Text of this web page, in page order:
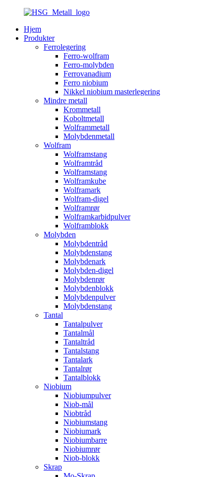
Hjem
Produkter
Ferrolegering
Ferro-wolfram
Ferro-molybden
Ferrovanadium
Ferro niobium
Nikkel niobium masterlegering
Mindre metall
Krommetall
Koboltmetall
Wolframmetall
Molybdenmetall
Wolfram
Wolframstang
Wolframtråd
Wolframstang
Wolframkube
Wolframark
Wolfram-digel
Wolframrør
Wolframkarbidpulver
Wolframblokk
Molybden
Molybdentråd
Molybdenstang
Molybdenark
Molybden-digel
Molybdenrør
Molybdenblokk
Molybdenpulver
Molybdenstang
Tantal
Tantalpulver
Tantalmål
Tantaltråd
Tantalstang
Tantalark
Tantalrør
Tantalblokk
Niobium
Niobiumpulver
Niob-mål
Niobtråd
Niobiumstang
Niobiumark
Niobiumbarre
Niobiumrør
Niob-blokk
Skrap